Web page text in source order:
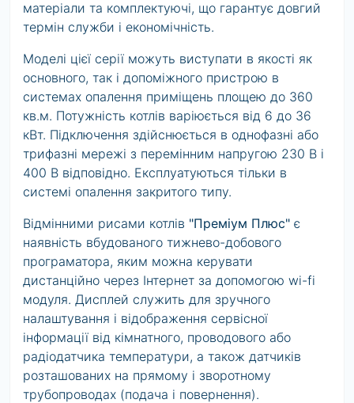
матеріали та комплектуючі, що гарантує довгий
термін служби і економічність.
Моделі цієї серії можуть виступати в якості як
основного, так і допоміжного пристрою в
системах опалення приміщень площею до 360
кв.м. Потужність котлів варіюється від 6 до 36
кВт. Підключення здійснюється в однофазні або
трифазні мережі з перемінним напругою 230 В і
400 В відповідно. Експлуатуються тільки в
системі опалення закритого типу.
Відмінними рисами котлів "Преміум Плюс" є
наявність вбудованого тижнево-добового
програматора, яким можна керувати
дистанційно через Інтернет за допомогою wi-fi
модуля. Дисплей служить для зручного
налаштування і відображення сервісної
інформації від кімнатного, проводового або
радіодатчика температури, а також датчиків
розташованих на прямому і зворотному
трубопроводах (подача і повернення).